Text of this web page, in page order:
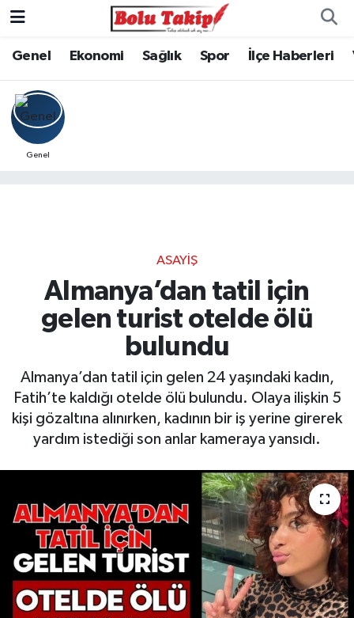
Genel Ekonomi Sağlık Spor İlçe Haberleri
Genel
ASAYIŞ
Almanya’dan tatil için
gelen turist otelde ölü
bulundu
Almanya’dan tatil için gelen 24 yaşındaki kadın,
Fatih’te kaldığı otelde ölü bulundu. Olaya ilişkin 5
kişi gözaltına alınırken, kadının bir iş yerine girerek
yardım istediği son anlar kameraya yansıdı.